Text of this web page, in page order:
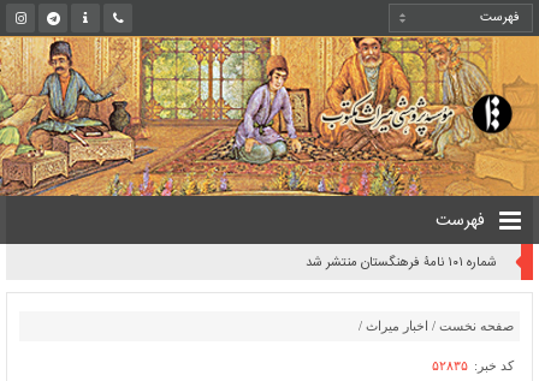
فهرست
شماره ۱۰۱ نامۀ فرهنگستان منتشر شد
صفحه نخست / اخبار میراث /
کد خبر: ۵۲۸۳۵